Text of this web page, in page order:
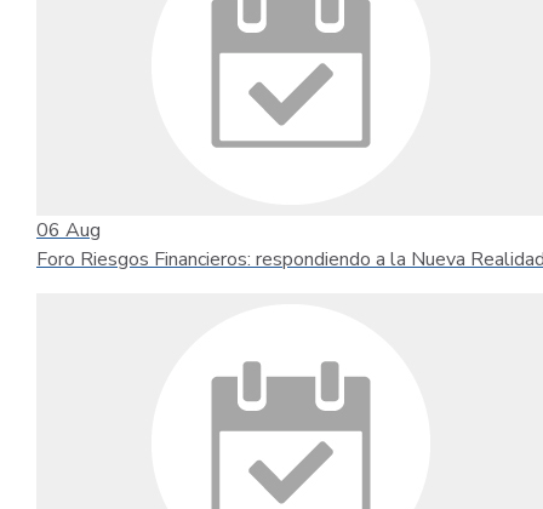
06 Aug
Foro Riesgos Financieros: respondiendo a la Nueva